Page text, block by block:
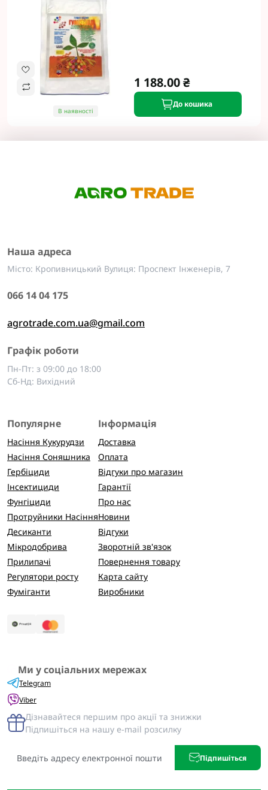
В наявності
1 188.00 ₴
До кошика
Наша адреса
Місто: Кропивницький Вулиця: Проспект Інженерів, 7
066 14 04 175
agrotrade.com.ua@gmail.com
Графік роботи
Пн-Пт: з 09:00 до 18:00
Сб-Нд: Вихідний
Популярне
Насіння Кукурудзи
Насіння Соняшника
Гербіциди
Інсектициди
Фунгіциди
Протруйники Насіння
Десиканти
Мікродобрива
Прилипачі
Регулятори росту
Фуміганти
Інформація
Доставка
Оплата
Відгуки про магазин
Гарантії
Про нас
Новини
Відгуки
Зворотній зв'язок
Повернення товару
Карта сайту
Виробники
Ми у соціальних мережах
Telegram
Viber
Дізнавайтеся першим про акції та знижки
Підпишіться на нашу e-mail розсилку
Підпишіться